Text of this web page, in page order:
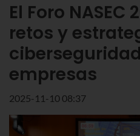
El Foro NASEC
retos y
empresas
2025-11-10 08:37